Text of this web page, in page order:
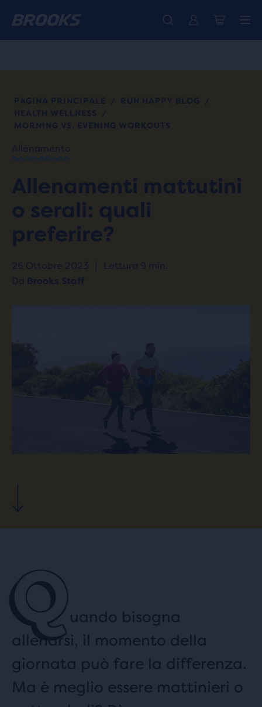
Spedizione gratuita per gli ordini superiori a € 100
La nuovissima Ghost Amp è arrivata - Acquista Donna Uomo
Ti presentiamo la nuova collezione Cascadia - Acquista ora
PAGINA PRINCIPALE / RUN HAPPY BLOG
/
HEALTH WELLNESS
/
MORNING VS. EVENING WORKOUTS
Allenamento
Allenamenti mattutini
o serali: quali
preferire?
26 Ottobre 2023 |
Lettura 9 min.
Da Brooks Staff
Quando bisogna
allenarsi, il momento della
giornata può fare la differenza.
Ma è meglio essere mattinieri o